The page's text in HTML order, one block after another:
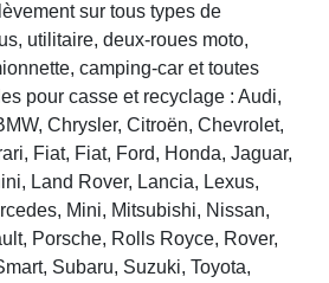
sur tous types de
utilitaire, deux-roues moto,
camping-car et toutes
pour casse et recyclage : Audi,
Chrysler, Citroën, Chevrolet,
Fiat, Fiat, Ford, Honda, Jaguar,
Land Rover, Lancia, Lexus,
Mini, Mitsubishi, Nissan,
Porsche, Rolls Royce, Rover,
Subaru, Suzuki, Toyota,